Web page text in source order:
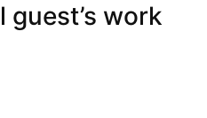
guest’s work